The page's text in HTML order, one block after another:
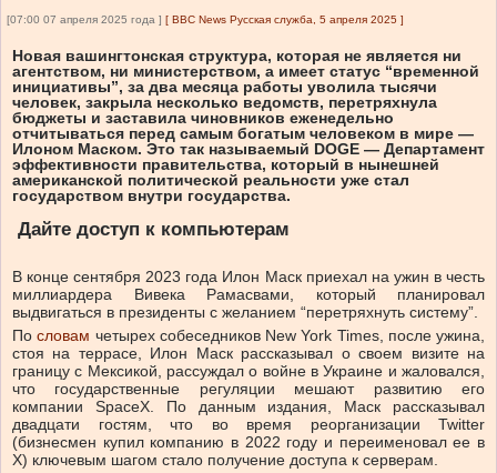
[07:00 07 апреля 2025 года ] [ BBC News Русская служба, 5 апреля 2025 ]
Новая вашингтонская структура, которая не является ни
агентством, ни министерством, а имеет статус “временной
инициативы”, за два месяца работы уволила тысячи
человек, закрыла несколько ведомств, перетряхнула
бюджеты и заставила чиновников еженедельно
отчитываться перед самым богатым человеком в мире —
Илоном Маском. Это так называемый DOGE — Департамент
эффективности правительства, который в нынешней
американской политической реальности уже стал
государством внутри государства.
Дайте доступ к компьютерам
В конце сентября 2023 года Илон Маск приехал на ужин в честь
миллиардера Вивека Рамасвами, который планировал
выдвигаться в президенты с желанием “перетряхнуть систему”.
Пословам четырех собеседников New York Times, после ужина,
стоя на террасе, Илон Маск рассказывал о своем визите на
границу с Мексикой, рассуждал о войне в Украине и жаловался,
что государственные регуляции мешают развитию его
компании SpaceX. По данным издания, Маск рассказывал
двадцати гостям, что во время реорганизации Twitter
(бизнесмен купил компанию в 2022 году и переименовал ее в
X) ключевым шагом стало получение доступа к серверам.